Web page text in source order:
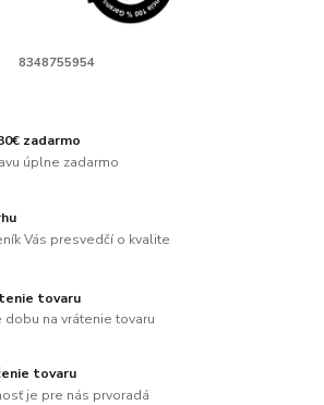
8348755954
zadarmo
úplne zadarmo
Vás presvedčí o kvalite
tovaru
na vrátenie tovaru
tovaru
je pre nás prvoradá